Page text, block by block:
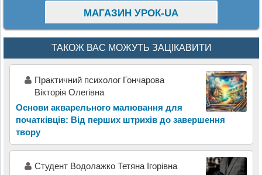
МАГАЗИН УРОК-UA
ТАКОЖ ВАС МОЖУТЬ ЗАЦІКАВИТИ
Практичний психолог Гончарова
Вікторія Олегівна
Основи акварельного малювання для
початківців: Від перших штрихів до завершення
твору
Студент Водолажко Тетяна Ігорівна